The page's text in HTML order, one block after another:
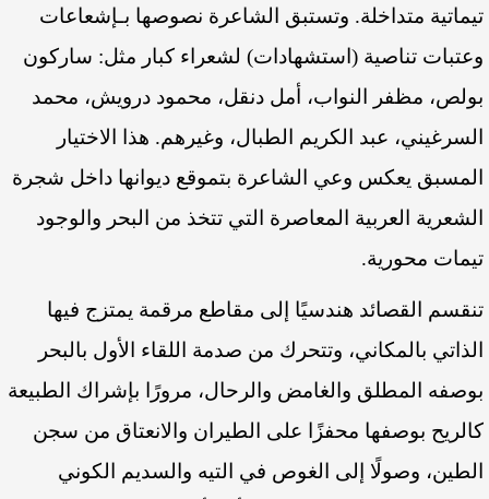
تيماتية متداخلة. وتستبق الشاعرة نصوصها بـإشعاعات
وعتبات تناصية (استشهادات) لشعراء كبار مثل: ساركون
بولص، مظفر النواب، أمل دنقل، محمود درويش، محمد
السرغيني، عبد الكريم الطبال، وغيرهم. هذا الاختيار
المسبق يعكس وعي الشاعرة بتموقع ديوانها داخل شجرة
الشعرية العربية المعاصرة التي تتخذ من البحر والوجود
تيمات محورية.
تنقسم القصائد هندسيًا إلى مقاطع مرقمة يمتزج فيها
الذاتي بالمكاني، وتتحرك من صدمة اللقاء الأول بالبحر
بوصفه المطلق والغامض والرحال، مرورًا بإشراك الطبيعة
كالريح بوصفها محفزًا على الطيران والانعتاق من سجن
الطين، وصولًا إلى الغوص في التيه والسديم الكوني